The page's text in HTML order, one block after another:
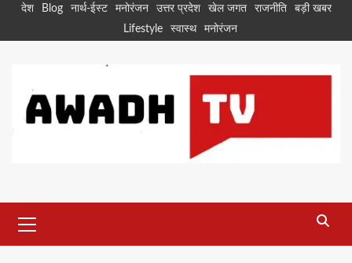
Skipदेश Blog नार्थ-ईस्ट मनोरंजन उत्तर प्रदेश खेल जगत राजनीति
बड़ी खबर
Lifestyle
स्वास्थ मनोरंजन
Menu